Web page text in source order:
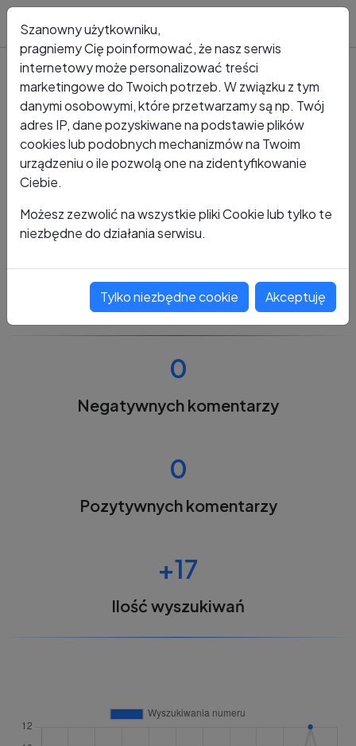
Kto dzwonił? Numer +48 516 202 738
+48 516 202 738
0
Negatywnych komentarzy
0
Pozytywnych komentarzy
+17
Ilość wyszukiwań
Szanowny użytkowniku,
pragniemy Cię poinformować, że nasz serwis
internetowy może personalizować treści
marketingowe do Twoich potrzeb. W związku z tym
danymi osobowymi, które przetwarzamy są np. Twój
adres IP, dane pozyskiwane na podstawie plików
cookies lub podobnych mechanizmów na Twoim
urządzeniu o ile pozwolą one na zidentyfikowanie
Ciebie.
Możesz zezwolić na wszystkie pliki Cookie lub tylko te
niezbędne do działania serwisu.
Tylko niezbędne cookie Akceptuję